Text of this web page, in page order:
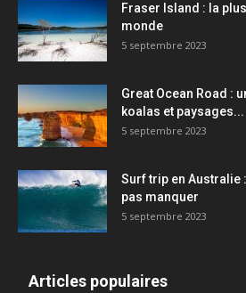
Fraser Island : la
monde
5 septembre 2023
Great Ocean Road :
koalas et paysages...
5 septembre 2023
Surf trip en Australie
pas manquer
5 septembre 2023
Articles populaires